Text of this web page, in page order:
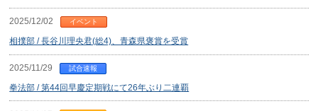
2025/12/02 イベント
相撲部 / 長谷川理央君(総4)、青森県褒賞を受賞
2025/11/29 試合速報
拳法部 / 第44回早慶定期戦にて26年ぶり二連覇